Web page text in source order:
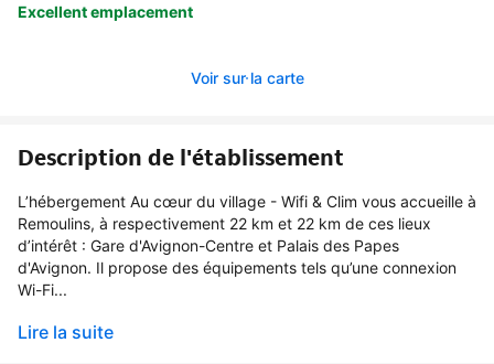
Excellent emplacement
Voir sur la carte
Description de l'établissement
L’hébergement Au cœur du village - Wifi & Clim vous accueille à
Remoulins, à respectivement 22 km et 22 km de ces lieux
d’intérêt : Gare d'Avignon-Centre et Palais des Papes
d'Avignon. Il propose des équipements tels qu’une connexion
Wi-Fi...
Lire la suite